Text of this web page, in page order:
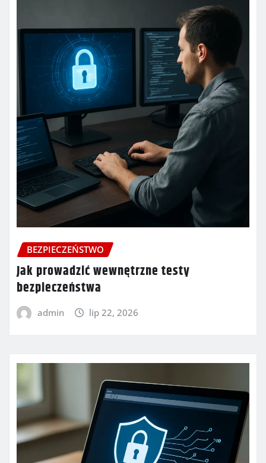
BEZPIECZEŃSTWO
Jak prowadzić wewnętrzne testy
bezpieczeństwa
admin lip 22, 2026